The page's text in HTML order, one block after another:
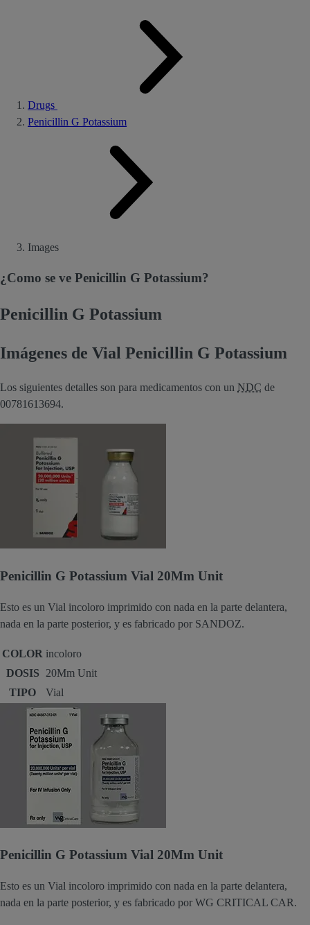
Drugs
Penicillin G Potassium
Images
¿Como se ve Penicillin G Potassium?
Penicillin G Potassium
Imágenes de Vial Penicillin G Potassium
Los siguientes detalles son para medicamentos con un NDC de
00781613694.
Penicillin G Potassium Vial 20Mm Unit
Esto es un Vial incoloro imprimido con nada en la parte delantera,
nada en la parte posterior, y es fabricado por SANDOZ.
COLOR incoloro
DOSIS
20Mm Unit
TIPO
Vial
Penicillin G Potassium Vial 20Mm Unit
Esto es un Vial incoloro imprimido con nada en la parte delantera,
nada en la parte posterior, y es fabricado por WG CRITICAL CAR.